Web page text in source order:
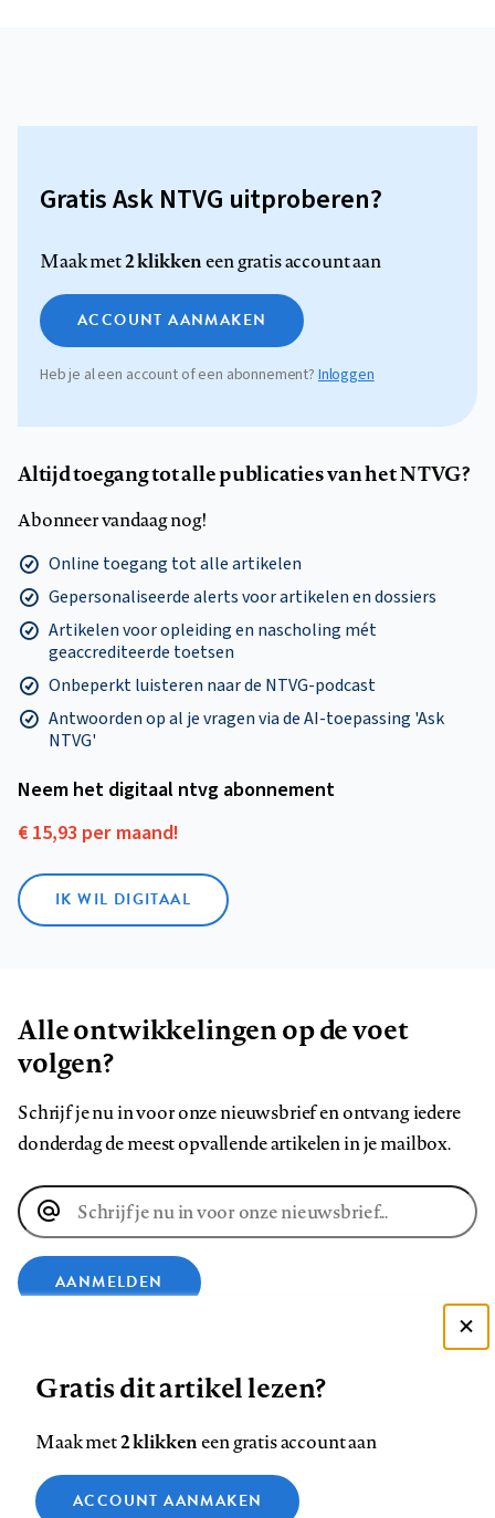
Gratis Ask NTVG uitproberen?
Maak met2 klikkeneen gratis account aan
ACCOUNT AANMAKEN
Heb je al een account of een abonnement?Inloggen
Altijd toegang tot alle publicaties van het NTVG?
Abonneer vandaag nog!
Online toegang tot alle artikelen
Gepersonaliseerde alerts voor artikelen en dossiers
Artikelen voor opleiding en nascholing mét
geaccrediteerde toetsen
Onbeperkt luisteren naar de NTVG-podcast
Antwoorden op al je vragen via de AI-toepassing 'Ask
NTVG'
Neem het digitaal ntvg abonnement
€ 15,93 per maand!
IK WIL DIGITAAL
Alle ontwikkelingen op de voet
volgen?
Schrijf je nu in voor onze nieuwsbrief en ontvang iedere
donderdag de meest opvallende artikelen in je mailbox.
E-
mailadres
AANMELDEN
op
op
op
ons
op
Contact Colofon Disclaimer Privacy
Zie onze cookie policy
Gratis dit artikel lezen?
Maak met2 klikkeneen gratis account aan
ACCOUNT AANMAKEN